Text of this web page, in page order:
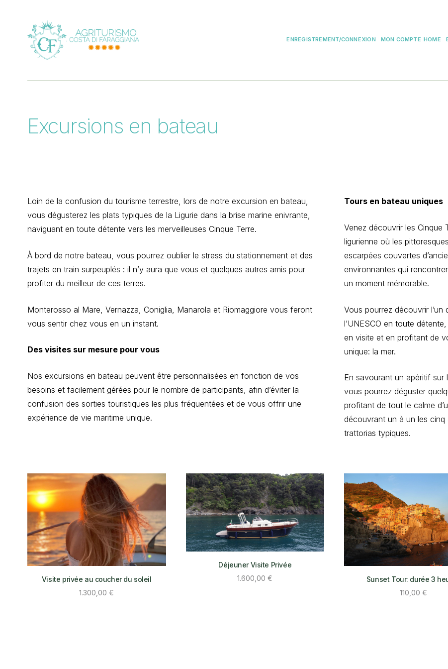
ENREGISTREMENT/CONNEXION MON COMPTE HOME
Excursions en bateau
Loin de la confusion du tourisme terrestre, lors de notre excursion en bateau,
vous dégusterez les plats typiques de la Ligurie dans la brise marine enivrante,
naviguant en toute détente vers les merveilleuses Cinque Terre.
À bord de notre bateau, vous pourrez oublier le stress du stationnement et des
trajets en train surpeuplés : il n’y aura que vous et quelques autres amis pour
profiter du meilleur de ces terres.
Monterosso al Mare, Vernazza, Coniglia, Manarola et Riomaggiore vous feront
vous sentir chez vous en un instant.
Des visites sur mesure pour vous
Nos excursions en bateau peuvent être personnalisées en fonction de vos
besoins et facilement gérées pour le nombre de participants, afin d’éviter la
confusion des sorties touristiques les plus fréquentées et de vous offrir une
expérience de vie maritime unique.
Tours en bateau uniques
Venez découvrir les Cinque
ligurienne où les
escarpées couvertes
environnantes qui
un moment mémorable.
Vous pourrez découvrir l’un
l’UNESCO en toute
en visite et en profitant de
unique: la mer.
En savourant un apéritif sur
vous pourrez déguster
profitant de tout le calme
découvrant un à un les cinq
trattorias typiques.
Visite privée au coucher du soleil
1.300,00€
Déjeuner Visite Privée
1.600,00€
Sunset Tour: durée 3
110,00 €